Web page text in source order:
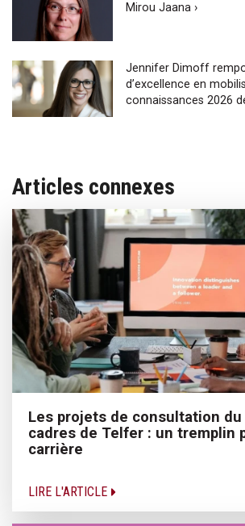
Mirou Jaana ›
Jennifer Dimoff
d’excellence en
connaissances 2026
Articles connexes
Les projets de consultation du
cadres de Telfer : un tremplin
carrière
LIRE L'ARTICLE